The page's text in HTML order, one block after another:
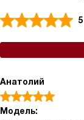
5
Анатолий
Модель: